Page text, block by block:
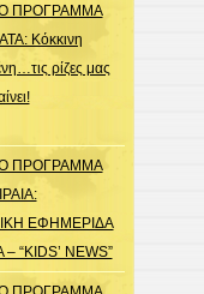
ΠΡΟΓΡΑΜΜΑ
Κόκκινη
ρίζες μας
ΠΡΟΓΡΑΜΜΑ
ΕΦΗΜΕΡΙΔΑ
“KIDS’ NEWS”